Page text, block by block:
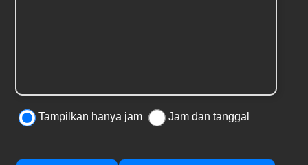
Tampilkan hanya jam Jam dan tanggal